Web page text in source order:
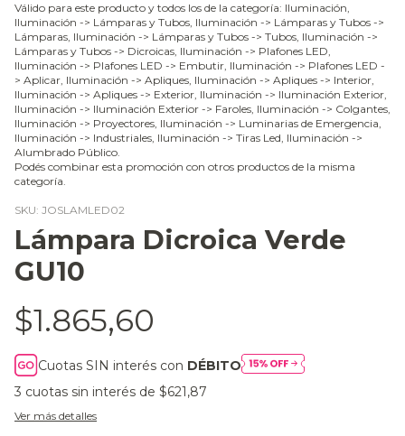
Válido para este producto y todos los de la categoría: Iluminación,
Iluminación -> Lámparas y Tubos, Iluminación -> Lámparas y Tubos ->
Lámparas, Iluminación -> Lámparas y Tubos -> Tubos, Iluminación ->
Lámparas y Tubos -> Dicroicas, Iluminación -> Plafones LED,
Iluminación -> Plafones LED -> Embutir, Iluminación -> Plafones LED -
> Aplicar, Iluminación -> Apliques, Iluminación -> Apliques -> Interior,
Iluminación -> Apliques -> Exterior, Iluminación -> Iluminación Exterior,
Iluminación -> Iluminación Exterior -> Faroles, Iluminación -> Colgantes,
Iluminación -> Proyectores, Iluminación -> Luminarias de Emergencia,
Iluminación -> Industriales, Iluminación -> Tiras Led, Iluminación ->
Alumbrado Público.
Podés combinar esta promoción con otros productos de la misma
categoría.
SKU: JOSLAMLED02
Lámpara Dicroica Verde
GU10
$1.865,60
Cuotas SIN interés con DÉBITO
3 cuotas sin interés de $621,87
Ver más detalles